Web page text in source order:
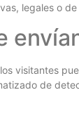
legales o
visitantes
de